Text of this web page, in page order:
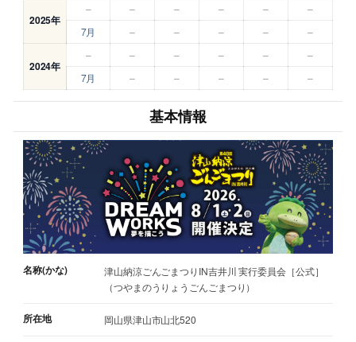
2025年
– – – – –
–
7月
– – – – –
2024年
– – – – –
–
7月
– – – – –
基本情報
名称(かな)
津山納涼ごんごまつりIN吉井川 実行委員会［公式］
（つやまのうりょうごんごまつり）
所在地 岡山県津山市山北520